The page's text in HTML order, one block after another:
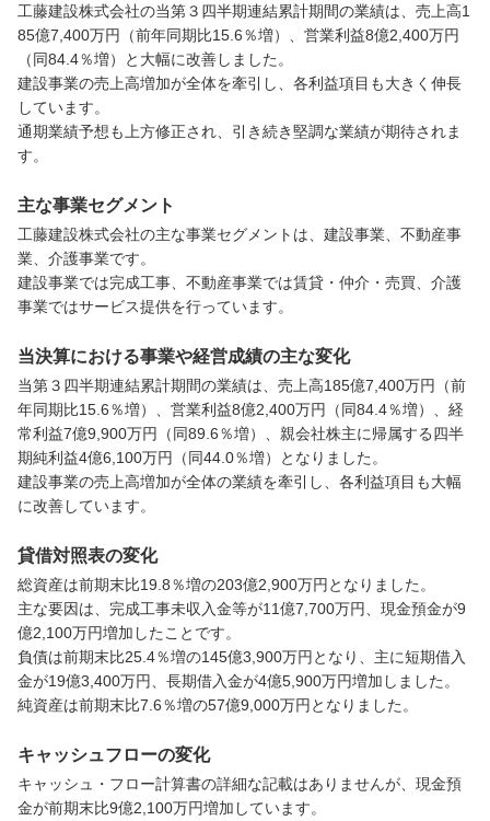
工藤建設株式会社の当第３四半期連結累計期間の業績は、売上高1
85億7,400万円（前年同期比15.6％増）、営業利益8億2,400万円
（同84.4％増）と大幅に改善しました。
建設事業の売上高増加が全体を牽引し、各利益項目も大きく伸長
しています。
通期業績予想も上方修正され、引き続き堅調な業績が期待されま
す。
主な事業セグメント
工藤建設株式会社の主な事業セグメントは、建設事業、不動産事
業、介護事業です。
建設事業では完成工事、不動産事業では賃貸・仲介・売買、介護
事業ではサービス提供を行っています。
当決算における事業や経営成績の主な変化
当第３四半期連結累計期間の業績は、売上高185億7,400万円（前
年同期比15.6％増）、営業利益8億2,400万円（同84.4％増）、経
常利益7億9,900万円（同89.6％増）、親会社株主に帰属する四半
期純利益4億6,100万円（同44.0％増）となりました。
建設事業の売上高増加が全体の業績を牽引し、各利益項目も大幅
に改善しています。
貸借対照表の変化
総資産は前期末比19.8％増の203億2,900万円となりました。
主な要因は、完成工事未収入金等が11億7,700万円、現金預金が9
億2,100万円増加したことです。
負債は前期末比25.4％増の145億3,900万円となり、主に短期借入
金が19億3,400万円、長期借入金が4億5,900万円増加しました。
純資産は前期末比7.6％増の57億9,000万円となりました。
キャッシュフローの変化
キャッシュ・フロー計算書の詳細な記載はありませんが、現金預
金が前期末比9億2,100万円増加しています。